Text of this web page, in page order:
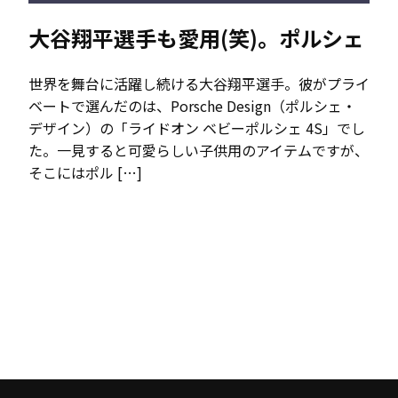
大谷翔平選手も愛用(笑)。ポルシェ
世界を舞台に活躍し続ける大谷翔平選手。彼がプライ
ベートで選んだのは、Porsche Design（ポルシェ・
デザイン）の「ライドオン ベビーポルシェ 4S」でし
た。一見すると可愛らしい子供用のアイテムですが、
そこにはポル […]